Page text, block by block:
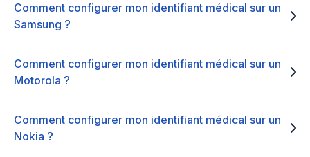
Comment configurer mon identifiant médical sur un
Samsung ?
Comment configurer mon identifiant médical sur un
Motorola ?
Comment configurer mon identifiant médical sur un
Nokia ?